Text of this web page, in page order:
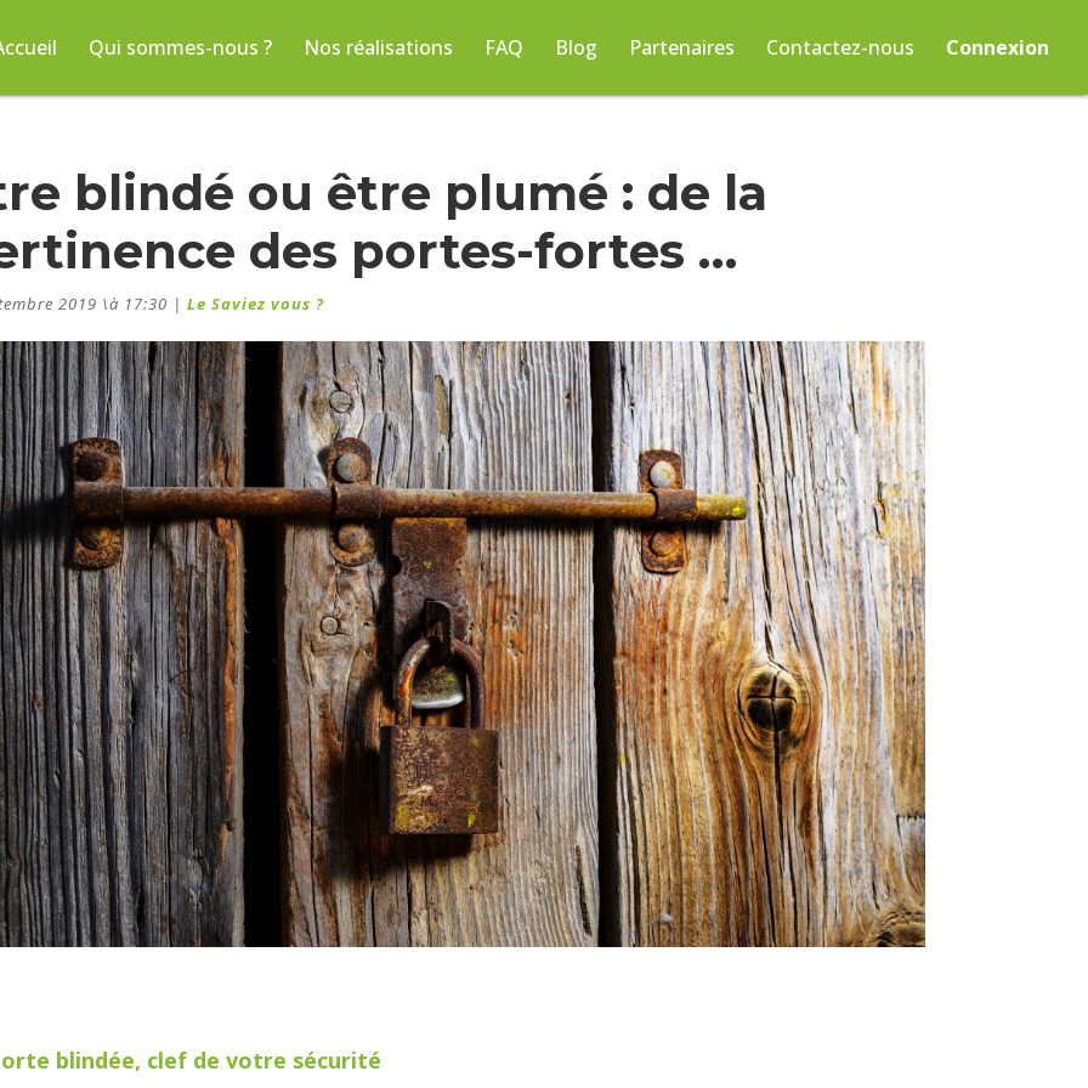
Qui sommes-nous ? Nos réalisations FAQ Blog Partenaires Contactez-nous Connexion
blindé ou être plumé : de la
des portes-fortes …
2019 \à 17:30 |Le Saviez vous ?
blindée, clef de votre sécurité